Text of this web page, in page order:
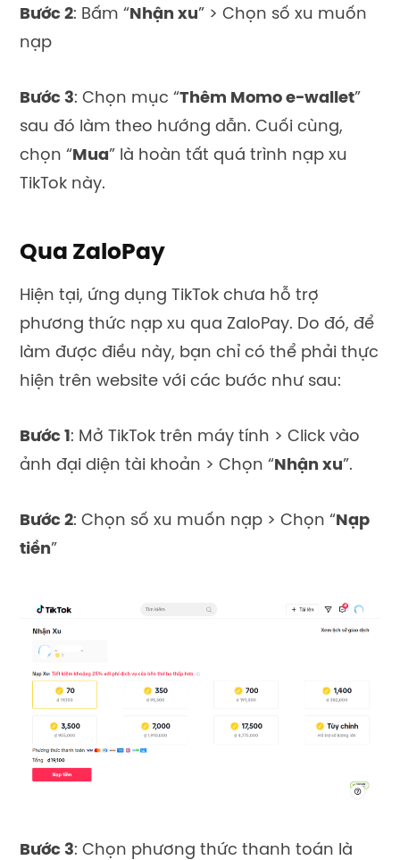
Bước 2: Bấm “Nhận xu” > Chọn số xu muốn
nạp
Bước 3: C họn mục “Thêm Momo e-wallet”
sau đó làm theo hướng dẫn. Cuối cùng,
chọn “ Mua” là hoàn tất quá trình nạp xu
TikTok này.
Qua ZaloPay
Hiện tại, ứng dụng TikTok chưa hỗ trợ
phương thức nạp xu qua ZaloPay. Do đó, để
làm được điều này, bạn chỉ có thể phải thực
hiện trên website với các bước như sau:
Bước 1: Mở TikTok trên máy tính > Click vào
ảnh đại diện tài khoản > Chọn “Nhận xu”.
Bước 2: Chọn số xu muốn nạp > Chọn “ Nạp
tiền”
Bước 3: Chọn phương thức thanh toán là